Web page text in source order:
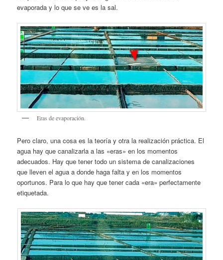
evaporada y lo que se ve es la sal.
Eras de evaporación.
Pero claro, una cosa es la teoría y otra la realización práctica. El
agua hay que canalizarla a las «eras» en los momentos
adecuados. Hay que tener todo un sistema de canalizaciones
que lleven el agua a donde haga falta y en los momentos
oportunos. Para lo que hay que tener cada «era» perfectamente
etiquetada.